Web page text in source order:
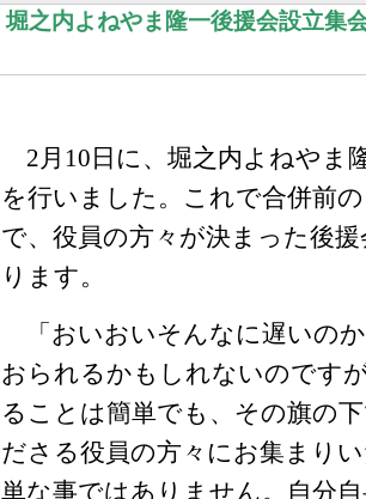
堀之内よねやま隆一後援会設立集
2月10日に、堀之内よねやま
を行いました。これで合併前
で、役員の方々が決まった後
ります。
「おいおいそんなに遅いの
おられるかもしれないのです
ることは簡単でも、その旗の
ださる役員の方々にお集まり
単な事ではありません。自分